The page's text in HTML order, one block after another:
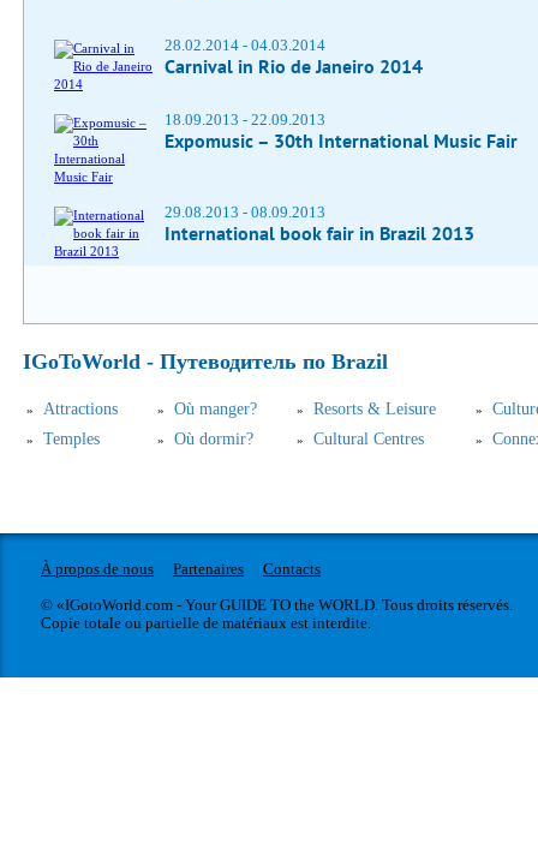
28.02.2014 - 04.03.2014
Carnival in Rio de Janeiro 2014
18.09.2013 - 22.09.2013
Expomusic – 30th International Music Fair
29.08.2013 - 08.09.2013
International book fair in Brazil 2013
IGoToWorld - Путеводитель по Brazil
Аttractions Où manger? Resorts & Leisure
Temples
Où dormir? Cultural Centres
À propos de nous Partenaires
Contacts
© «IGotoWorld.com - Your GUIDE TO the WORLD. Tous droits réservés.
Copie totale ou partielle de matériaux est interdite.